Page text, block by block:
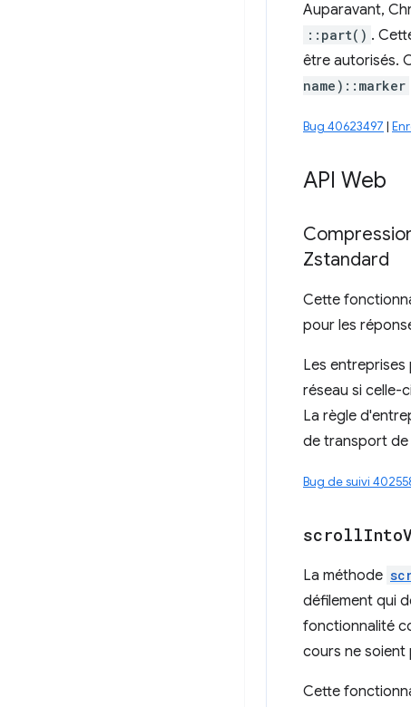
Auparavant,
::part() .
être autorisés.
name)::marker
Bug 40623497 |
API Web
Zstandard
Cette
pour les
Les
réseau si celle-
La règle
de transport de
Bug de suivi
scrollInto
La méthode
défilement qui
fonctionnalité
cours ne soient
Cette